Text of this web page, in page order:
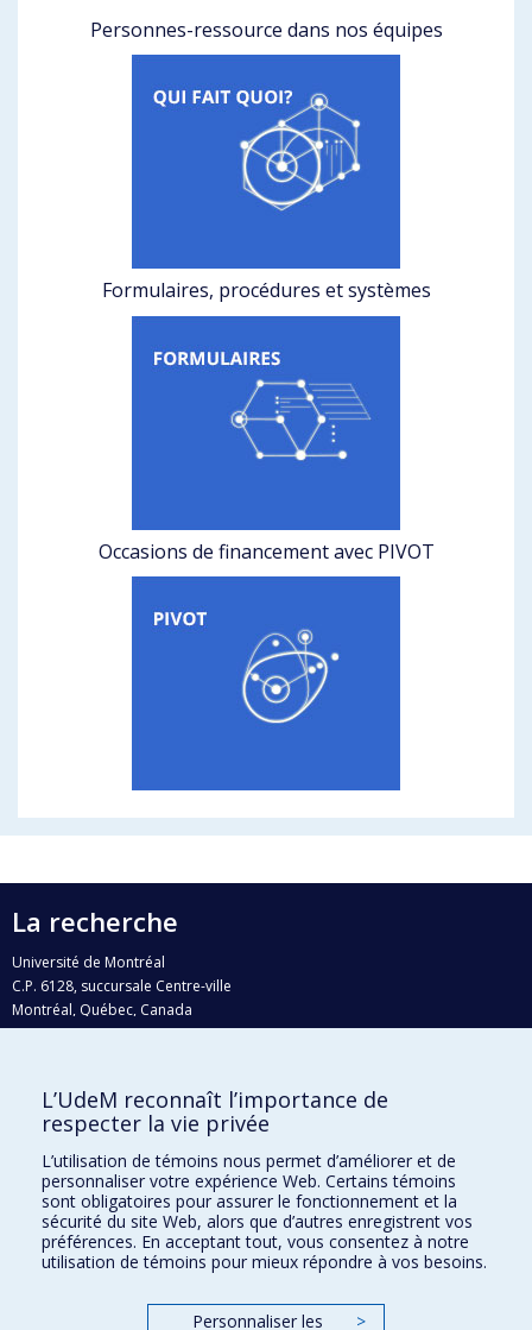
Personnes-ressource dans nos équipes
Formulaires, procédures et systèmes
Occasions de financement avec PIVOT
La recherche
Université de Montréal
C.P. 6128, succursale Centre-ville
Montréal, Québec, Canada
H3C 3J7
Qui fait quoi?
Nous trouver
Plan du site
Accessibilité
L’UdeM reconnaît l’importance de
respecter la vie privée
L’utilisation de témoins nous permet d’améliorer et de
personnaliser votre expérience Web. Certains témoins
sont obligatoires pour assurer le fonctionnement et la
sécurité du site Web, alors que d’autres enregistrent vos
préférences. En acceptant tout, vous consentez à notre
utilisation de témoins pour mieux répondre à vos besoins.
Personnaliser les >